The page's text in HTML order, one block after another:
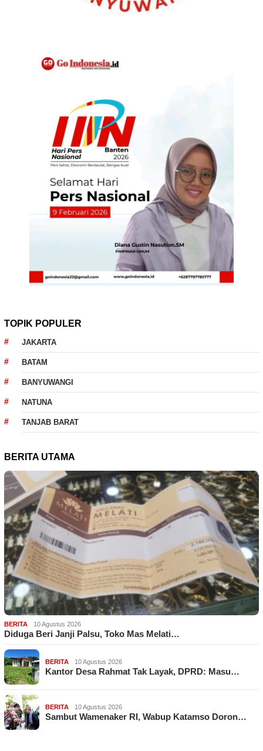
TOPIK POPULER
JAKARTA
BATAM
BANYUWANGI
NATUNA
TANJAB BARAT
BERITA UTAMA
BERITA 10 Agustus 2026
Diduga Beri Janji Palsu, Toko Mas Melati…
BERITA 10 Agustus 2026
Kantor Desa Rahmat Tak Layak, DPRD: Masu…
BERITA 10 Agustus 2026
Sambut Wamenaker RI, Wabup Katamso Doron…